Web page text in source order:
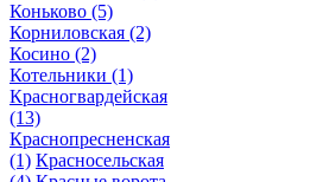
Коньково (5)
Корниловская (2)
Косино (2)
Котельники (1)
Красногвардейская
(13)
Краснопресненская
(1) Красносельская